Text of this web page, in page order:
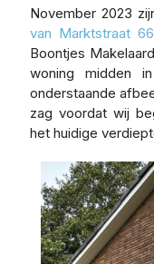
November 2023
van Marktstraat
Boontjes
woning midden
onderstaande
zag voordat wij
het huidige